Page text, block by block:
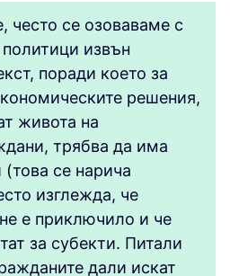
често се озоваваме с
извън
поради което за
решения,
живота на
трябва да има
се нарича
изглежда, че
е приключило и че
за субекти. Питали
дали искат